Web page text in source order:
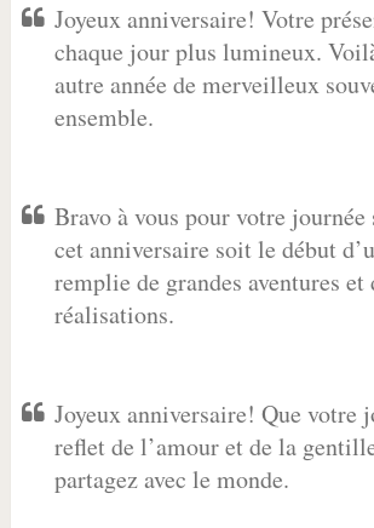
Joyeux anniversaire! Votre
chaque jour plus lumineux.
autre année de merveilleux
ensemble.
Bravo à vous pour votre journée
cet anniversaire soit le début
remplie de grandes aventures et
réalisations.
Joyeux anniversaire! Que votre
reflet de l’amour et de la
partagez avec le monde.